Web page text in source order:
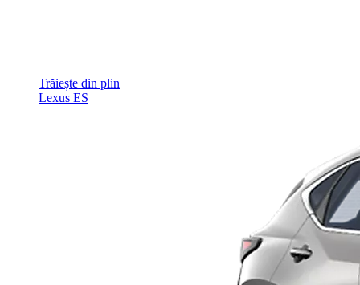
Trăiește din plin
Lexus ES